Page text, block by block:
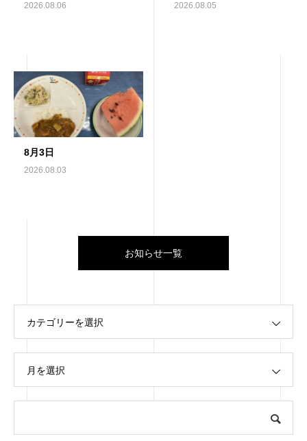
2026.08.06 2026.08.05
8月3日
2026.08.03
お知らせ一覧
カテゴリーを選択
月を選択